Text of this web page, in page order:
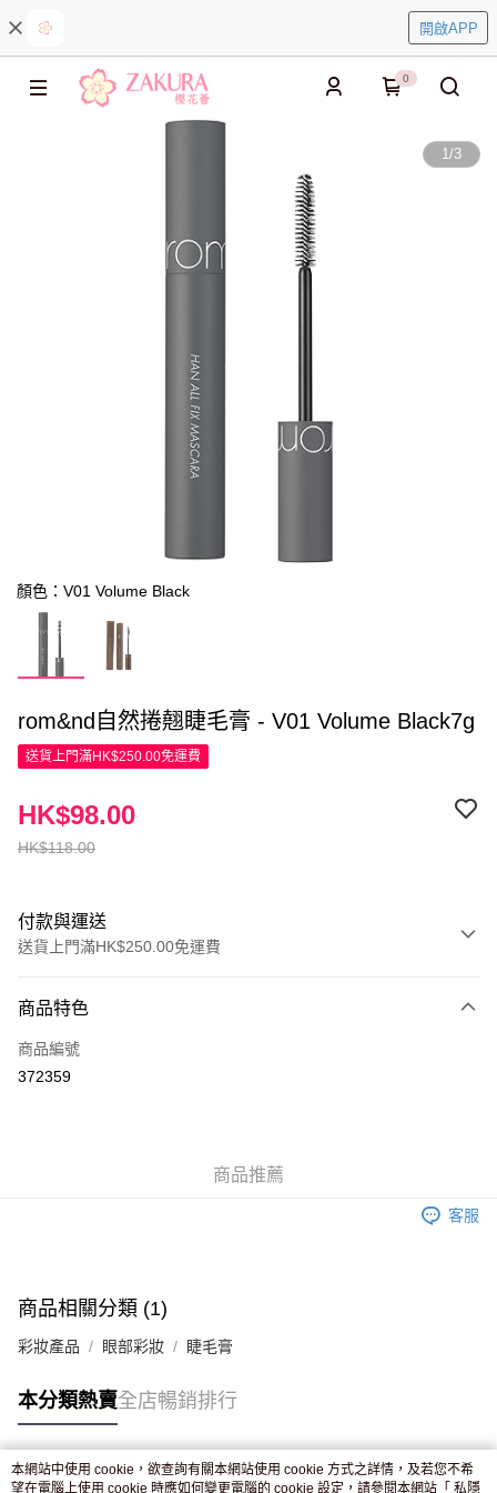
開啟APP
0
1/3
顏色：V01 Volume Black
rom&nd自然捲翹睫毛膏 - V01 Volume Black7g
送貨上門滿HK$250.00免運費
HK$118.00
HK$98.00
付款與運送
送貨上門滿HK$250.00免運費
信用卡
Apple Pay
付款後門市自取，訂單確認後2-4個工作天到店，7天內取。逾期後
商品特色
商品編號
372359
商品推薦
客服
商品相關分類 (1)
彩妝產品 眼部彩妝 睫毛膏
本分類熱賣全店暢銷排行
熱門標籤
本網站中使用 cookie，欲查詢有關本網站使用 cookie 方式之詳情，及若您不希
望在電腦上使用 cookie 時應如何變更電腦的 cookie 設定，請參閱本網站「 私隱